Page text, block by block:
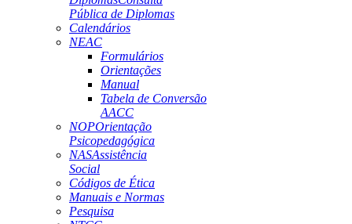
Pública de Diplomas
Calendários
NEAC
Formulários
Orientações
Manual
Tabela de Conversão
AACC
NOPOrientação
Psicopedagógica
NASAssistência
Social
Códigos de Ética
Manuais e Normas
Pesquisa